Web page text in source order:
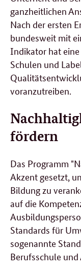
ganzheitlichen
Nach der ersten
bundesweit mit
Indikator hat
Schulen und
voranzutreiben.
fördern
Das Programm
Akzent gesetzt,
Bildung zu
auf die
Standards für
sogenannte
Berufsschule